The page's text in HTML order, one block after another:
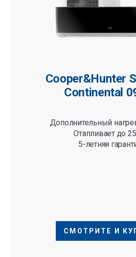
Cooper&Hunter
Continental
Дополнительный
Отапливает до
5-летняя
СМОТРИТЕ И